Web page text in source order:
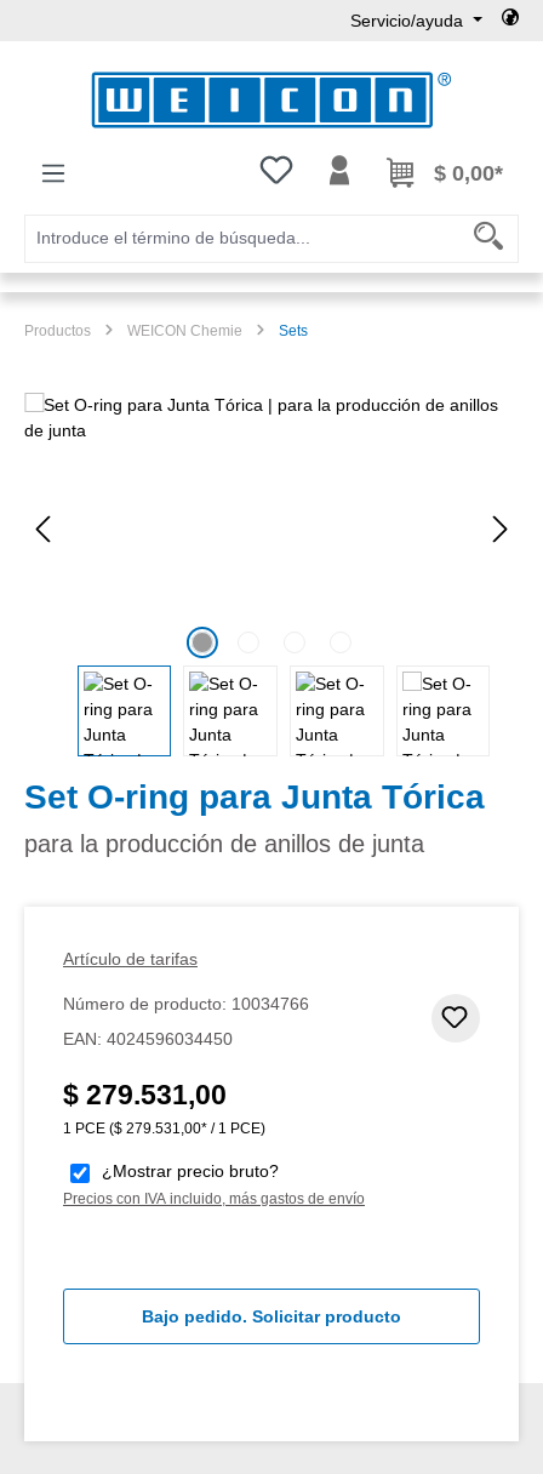
Servicio/ayuda
Tienes 0 artículos en tu lista de
$ 0,00*
Productos WEICON Chemie Sets
Omitir galería de imágenes
Set O-ring para Junta Tórica
para la producción de anillos de junta
Artículo de tarifas
Número de producto: 10034766
EAN: 4024596034450
Precio normal:
$ 279.531,00
1 PCE ($ 279.531,00* / 1 PCE)
¿Mostrar precio bruto?
Precios con IVA incluido, más gastos de envío
Bajo pedido. Solicitar producto